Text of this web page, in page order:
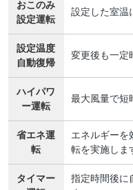
おこのみ
設定運転
設定した室温
設定温度
自動復帰
変更後も一定
ハイパワ
ー運転
最大風量で短
省エネ運
転
エネルギーを
転を実施しま
タイマー
指定時間後に